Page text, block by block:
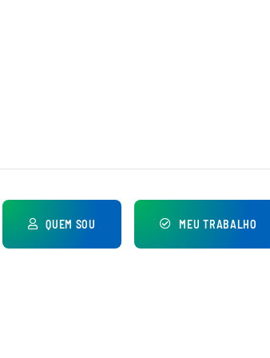
QUEM SOU MEU TRABALHO